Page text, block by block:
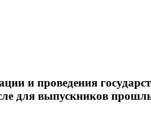
и проведения
для выпускников